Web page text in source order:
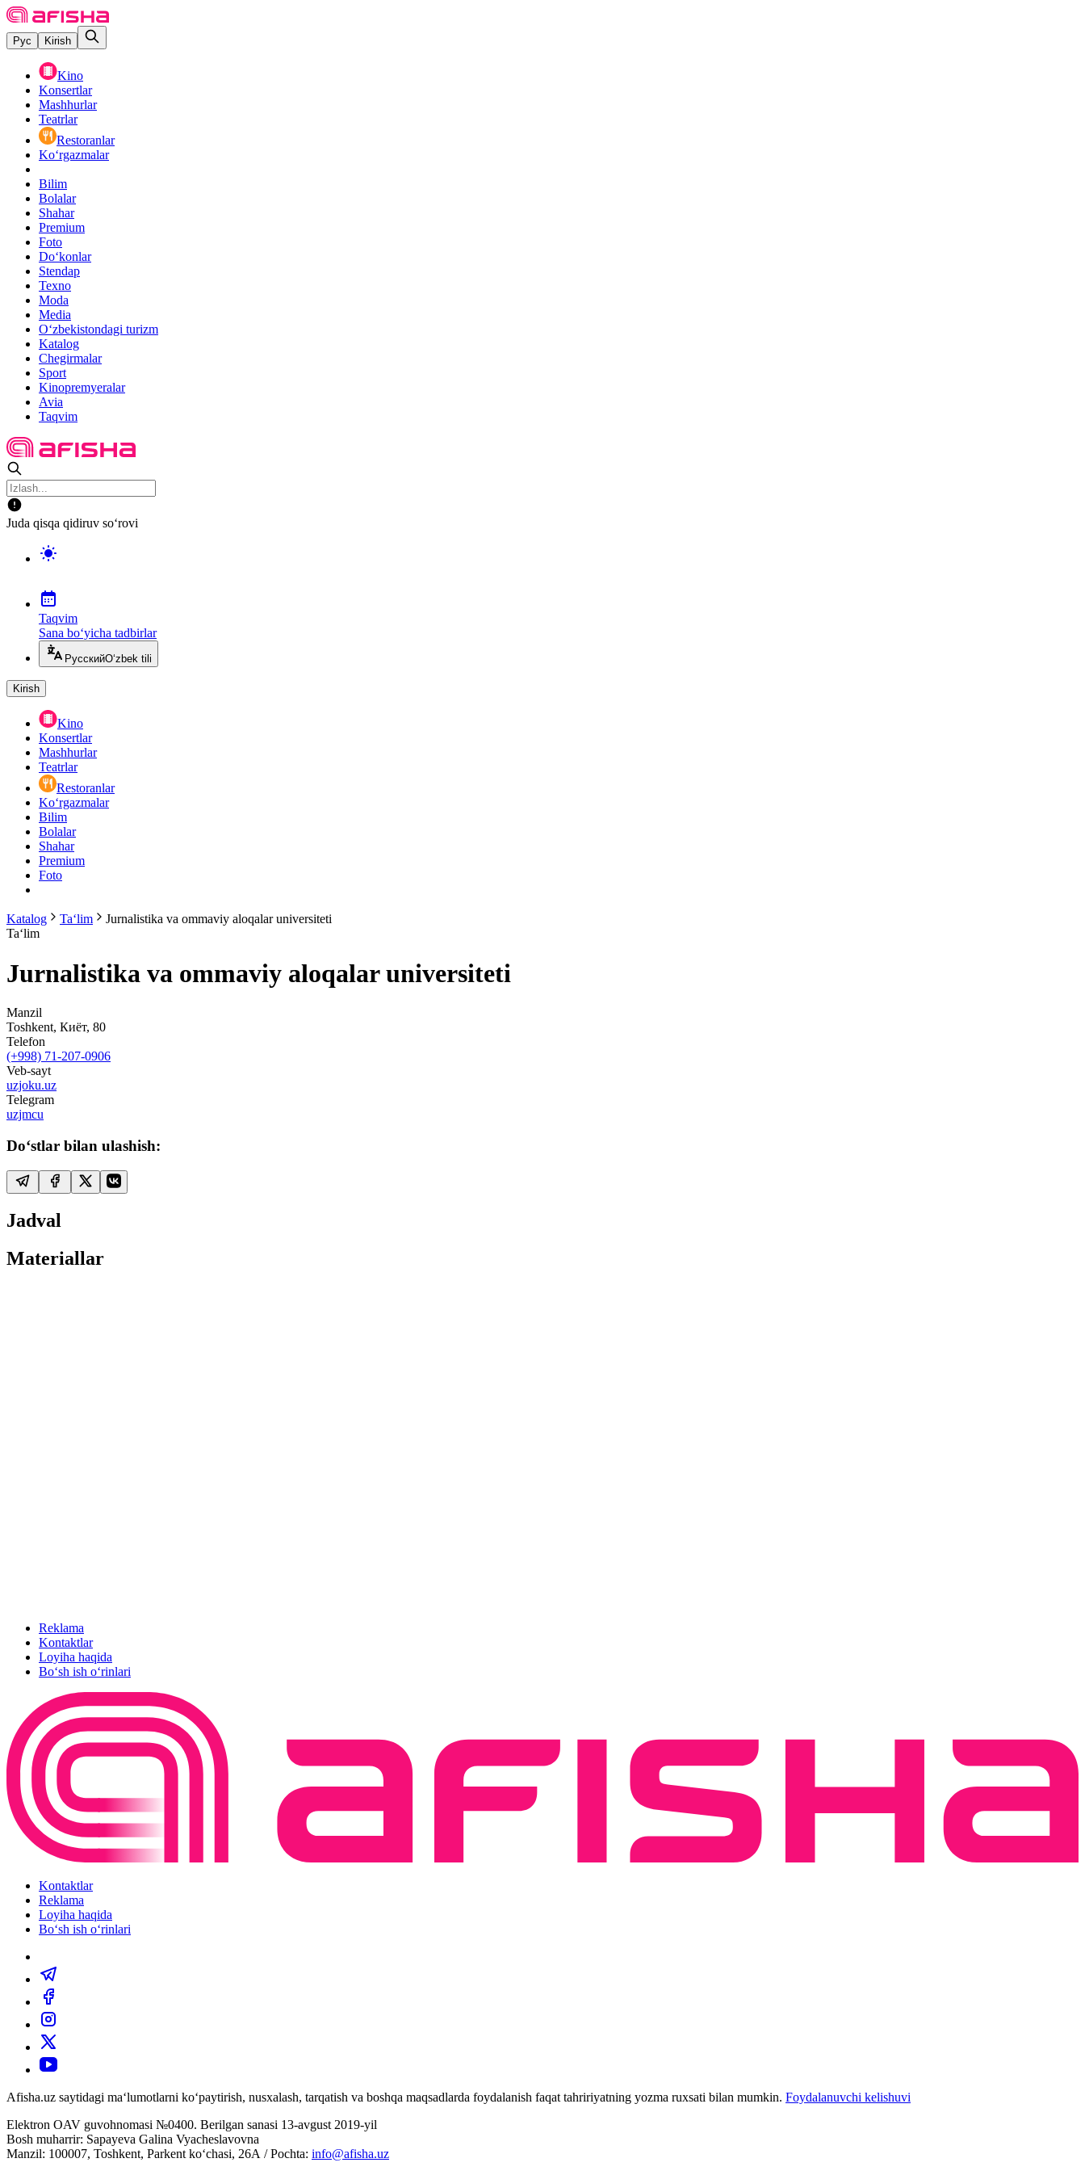
Рус Kirish
Kino
Konsertlar
Mashhurlar
Teatrlar
Restoranlar
Ko‘rgazmalar
Bilim
Bolalar
Shahar
Premium
Foto
Do‘konlar
Stendap
Texno
Moda
Media
O‘zbekistondagi turizm
Katalog
Chegirmalar
Sport
Kinopremyeralar
Avia
Taqvim
Juda qisqa qidiruv so‘rovi
Taqvim
Sana bo‘yicha tadbirlar
РусскийO‘zbek tili
Kirish
Kino
Konsertlar
Mashhurlar
Teatrlar
Restoranlar
Ko‘rgazmalar
Bilim
Bolalar
Shahar
Premium
Foto
Katalog Ta‘lim
Jurnalistika va ommaviy aloqalar universiteti
Ta‘lim
Jurnalistika va ommaviy aloqalar universiteti
Manzil
Toshkent, Киёт, 80
Telefon
(+998) 71-207-0906
Veb-sayt
uzjoku.uz
Telegram
uzjmcu
Do‘stlar bilan ulashish:
Jadval
Materiallar
Reklama
Kontaktlar
Loyiha haqida
Bo‘sh ish o‘rinlari
Kontaktlar
Reklama
Loyiha haqida
Bo‘sh ish o‘rinlari
Afisha.uz saytidagi ma‘lumotlarni ko‘paytirish, nusxalash, tarqatish va boshqa maqsadlarda foydalanish faqat tahririyatning yozma ruxsati bilan mumkin. Foydalanuvchi kelishuvi
Elektron OAV guvohnomasi №0400. Berilgan sanasi 13-avgust 2019-yil
Bosh muharrir: Sapayeva Galina Vyacheslavovna
Manzil: 100007, Toshkent, Parkent ko‘chasi, 26А / Pochta: info@afisha.uz